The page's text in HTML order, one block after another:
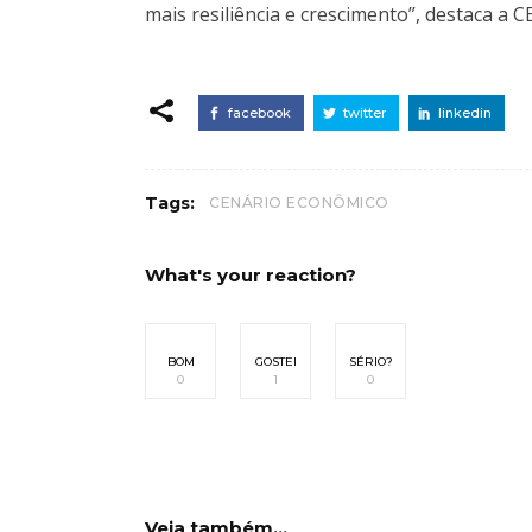
mais resiliência e crescimento”, destaca a
facebook twitter linkedin
Tags: CENÁRIO ECONÔMICO
What's your reaction?
BOM
0
GOSTEI
1
SÉRIO?
0
Veja também...